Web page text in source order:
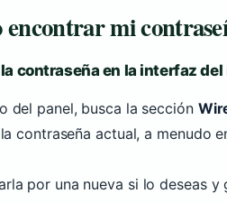
mi
contraseña en la interfaz
del panel, busca la sección
contraseña actual, a menudo
por una nueva si lo deseas